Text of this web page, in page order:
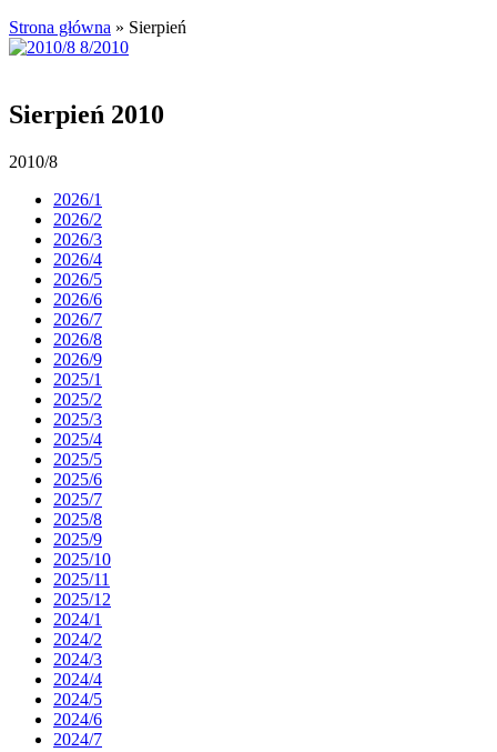
Strona główna » Sierpień
Sierpień 2010
2010/8
2026/1
2026/2
2026/3
2026/4
2026/5
2026/6
2026/7
2026/8
2026/9
2025/1
2025/2
2025/3
2025/4
2025/5
2025/6
2025/7
2025/8
2025/9
2025/10
2025/11
2025/12
2024/1
2024/2
2024/3
2024/4
2024/5
2024/6
2024/7